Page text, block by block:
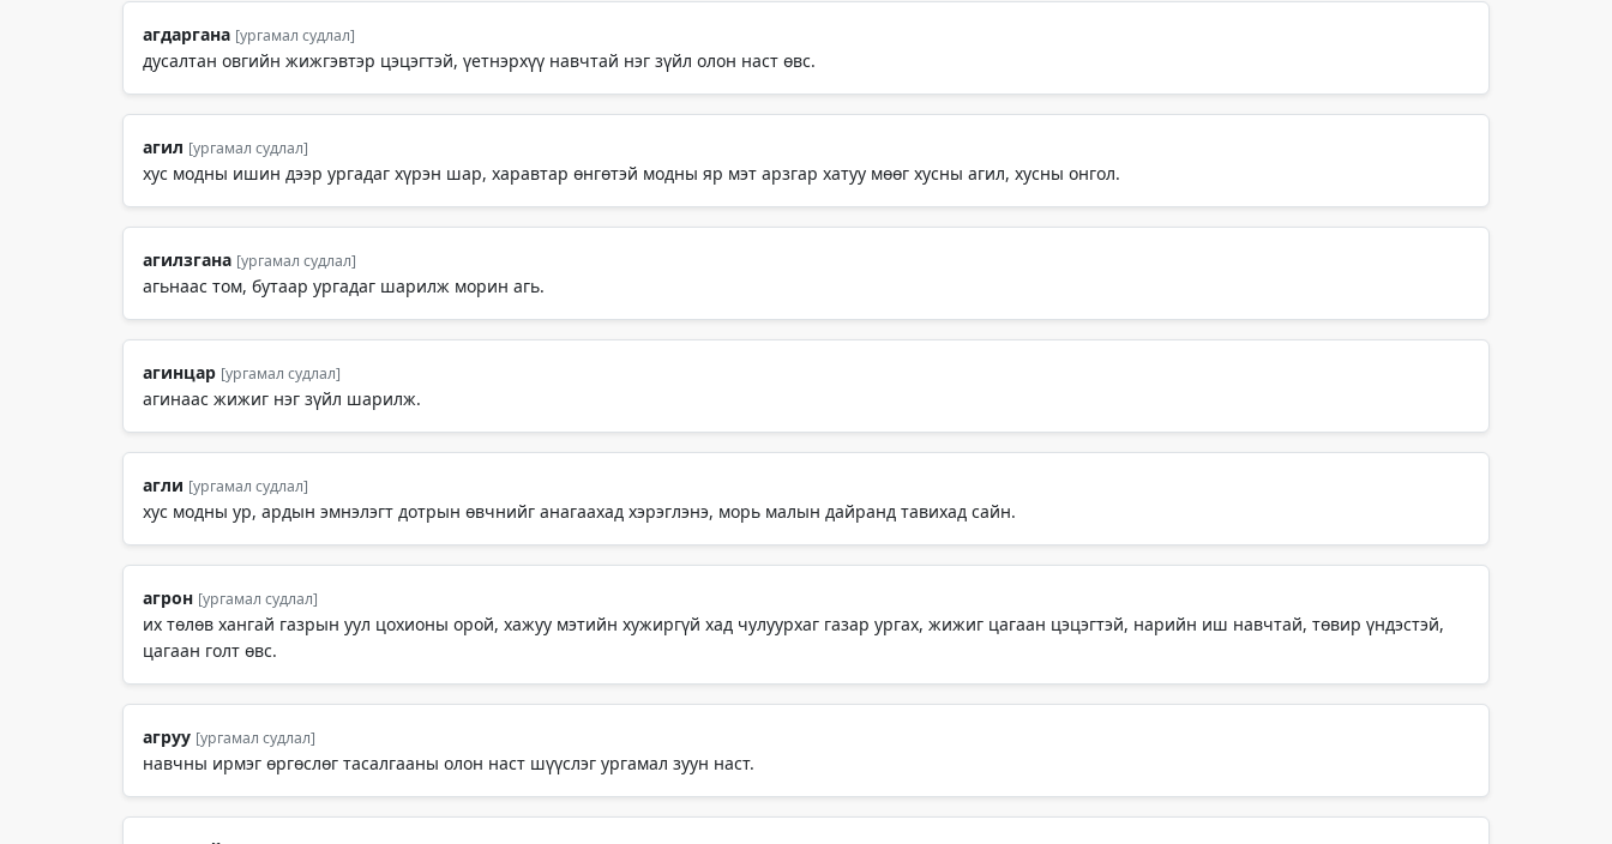
агдаргана [ургамал судлал]
дусалтан овгийн жижгэвтэр цэцэгтэй, үетнэрхүү навчтай нэг зүйл олон наст өвс.
агил [ургамал судлал]
хус модны ишин дээр ургадаг хүрэн шар, харавтар өнгөтэй модны яр мэт арзгар хатуу мөөг хусны агил, хусны онгол.
агилзгана [ургамал судлал]
агьнаас том, бутаар ургадаг шарилж морин агь.
агинцар [ургамал судлал]
агинаас жижиг нэг зүйл шарилж.
агли [ургамал судлал]
хус модны ур, ардын эмнэлэгт дотрын өвчнийг анагаахад хэрэглэнэ, морь малын дайранд тавихад сайн.
агрон [ургамал судлал]
их төлөв хангай газрын уул цохионы орой, хажуу мэтийн хужиргүй хад чулуурхаг газар ургах, жижиг цагаан цэцэгтэй, нарийн иш навчтай, төвир үндэстэй,
цагаан голт өвс.
агруу [ургамал судлал]
навчны ирмэг өргөслөг тасалгааны олон наст шүүслэг ургамал зуун наст.